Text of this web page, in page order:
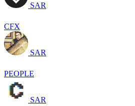
SAR
CFX
SAR
PEOPLE
SAR